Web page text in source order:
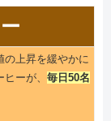
の上昇を緩やかに
ーが、 毎日50名